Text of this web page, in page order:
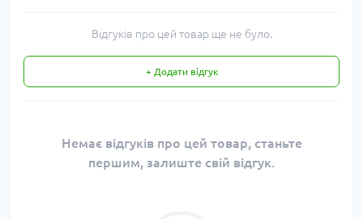
Відгуків про цей товар ще не було.
+ Додати відгук
Немає відгуків про цей товар, станьте
першим, залиште свій відгук.